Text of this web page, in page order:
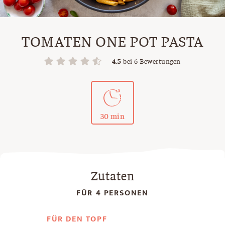
TOMATEN ONE POT PASTA
4.5 bei6 Bewertungen
30 min
Zutaten
FÜR 4 PERSONEN
FÜR DEN TOPF